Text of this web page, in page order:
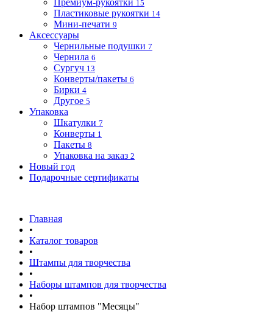
Премиум-рукоятки 15
Пластиковые рукоятки 14
Мини-печати 9
Аксессуары
Чернильные подушки 7
Чернила 6
Сургуч 13
Конверты/пакеты 6
Бирки 4
Другое 5
Упаковка
Шкатулки 7
Конверты 1
Пакеты 8
Упаковка на заказ 2
Новый год
Подарочные сертификаты
Главная
•
Каталог товаров
•
Штампы для творчества
•
Наборы штампов для творчества
•
Набор штампов "Месяцы"